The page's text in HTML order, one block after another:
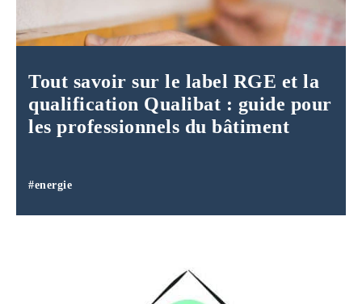
Tout savoir sur le label RGE et la
qualification Qualibat : guide pour
les professionnels du bâtiment
#energie